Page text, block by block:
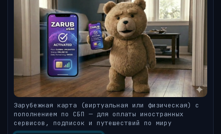
Зарубежная карта (виртуальная или физическая) с
пополнением по СБП — для оплаты иностранных
сервисов, подписок и путешествий по миру